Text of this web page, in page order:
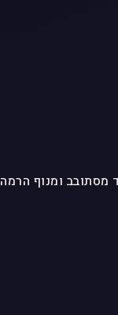
מסתובב ומנוף הרמה